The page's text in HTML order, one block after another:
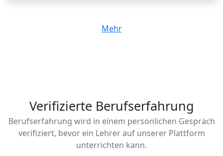
Mehr
Verifizierte Berufserfahrung
Berufserfahrung wird in einem persönlichen Gespräch
verifiziert, bevor ein Lehrer auf unserer Plattform
unterrichten kann.